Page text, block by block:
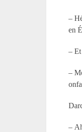
–
en
– Et
–
–